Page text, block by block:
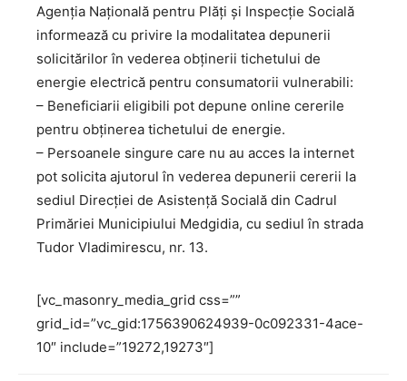
Agenția Națională pentru Plăți și Inspecție Socială
informează cu privire la modalitatea depunerii
solicitărilor în vederea obținerii tichetului de
energie electrică pentru consumatorii vulnerabili:
– Beneficiarii eligibili pot depune online cererile
pentru obținerea tichetului de energie.
– Persoanele singure care nu au acces la internet
pot solicita ajutorul în vederea depunerii cererii la
sediul Direcției de Asistență Socială din Cadrul
Primăriei Municipiului Medgidia, cu sediul în strada
Tudor Vladimirescu, nr. 13.
[vc_masonry_media_grid css=””
grid_id=”vc_gid:1756390624939-0c092331-4ace-
10″ include=”19272,19273″]